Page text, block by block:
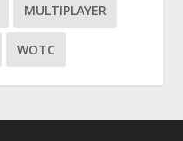
MULTIPLAYER
WOTC